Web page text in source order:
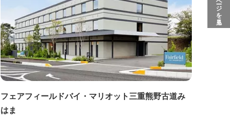
フェアフィールドバイ・マリオット三重熊野古道み
はま